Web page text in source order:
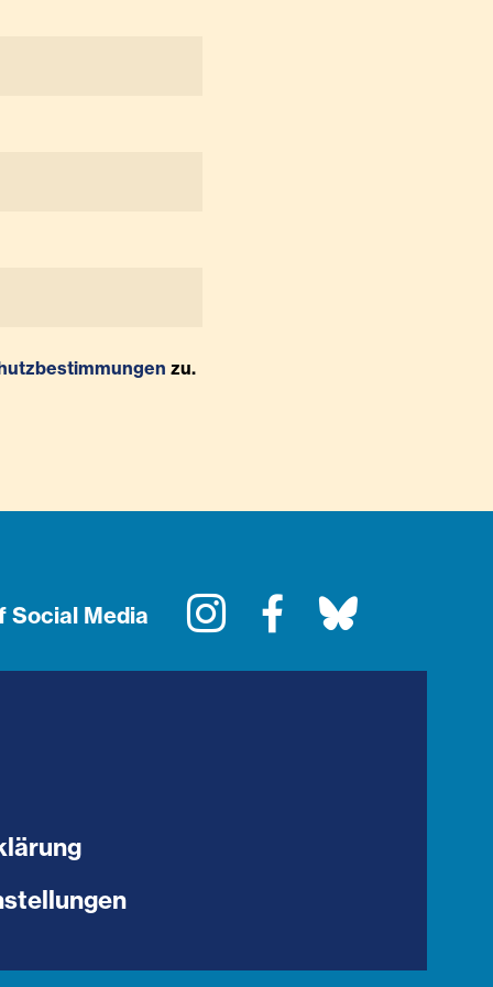
zu.
Social Media InstagramFacebook